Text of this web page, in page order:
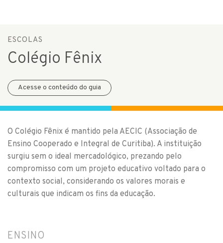
ESCOLAS
Colégio Fênix
Acesse o conteúdo do guia
O Colégio Fênix é mantido pela AECIC (Associação de
Ensino Cooperado e Integral de Curitiba). A instituição
surgiu sem o ideal mercadológico, prezando pelo
compromisso com um projeto educativo voltado para o
contexto social, considerando os valores morais e
culturais que indicam os fins da educação.
ENSINO